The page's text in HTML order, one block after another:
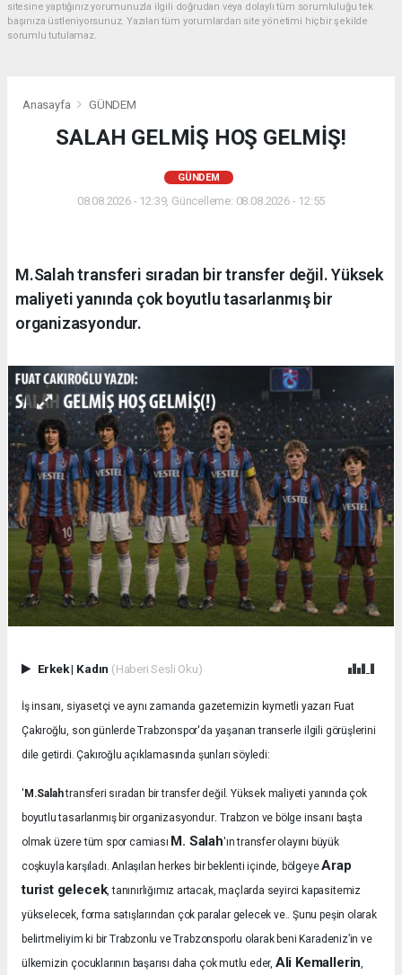
sitesine yaptığınız yorumunuzla ilgili doğrudan veya dolaylı tüm sorumluluğu tek
başınıza üstleniyorsunuz. Yazılan tüm yorumlardan site yönetimi hiçbir şekilde
sorumlu tutulamaz.
Anasayfa GÜNDEM
SALAH GELMİŞ HOŞ GELMİŞ!
GÜNDEM
08.08.2026 - 12:39, Güncelleme: 08.08.2026 - 12:55
M.Salah transferi sıradan bir transfer değil. Yüksek
maliyeti yanında çok boyutlu tasarlanmış bir
organizasyondur.
Erkek| Kadın (Haberi Sesli Oku)
İş insanı, siyasetçi ve aynı zamanda gazetemizin kıymetli yazarı Fuat
Çakıroğlu, son günlerde Trabzonspor'da yaşanan transerle ilgili görüşlerini
dile getirdi. Çakıroğlu açıklamasında şunları söyledi:
' M.Salahtransferi sıradan bir transfer değil. Yüksek maliyeti yanında çok
boyutlu tasarlanmış bir organizasyondur.Trabzon ve bölge insanı başta
olmak üzere tüm spor camiası M. Salah'ın transfer olayını büyük
coşkuyla karşıladı.Anlaşılan herkes bir beklenti içinde, bölgeyeArap
turist gelecek, tanınırlığımız artacak, maçlarda seyirci kapasitemiz
yükselecek, forma satışlarından çok paralar gelecek ve.. Şunu peşin olarak
belirtmeliyim ki bir Trabzonlu ve Trabzonsporlu olarak beni Karadeniz’in ve
ülkemizin çocuklarının başarısı daha çok mutlu eder, Ali Kemallerin,